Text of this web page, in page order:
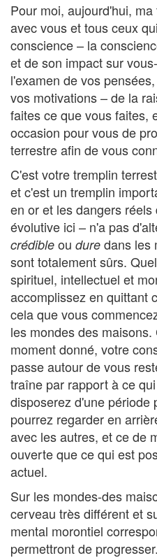
Pour moi, aujourd'hui,
avec vous et tous ceux
conscience – la
et de son impact sur
l'examen de vos
vos motivations – de la
faites ce que vous faites,
occasion pour vous de
terrestre afin de vous
C'est votre tremplin
et c'est un tremplin
en or et les dangers
évolutive ici – n'a pas
crédible ou dure dans les
sont totalement sûrs.
spirituel, intellectuel et
accomplissez en quittant
cela que vous
les mondes des
moment donné, votre
passe autour de vous
traîne par rapport à ce
disposerez d'une période
pourrez regarder en
avec les autres, et ce de
ouverte que ce qui est
actuel.
Sur les mondes-des
cerveau très différent et
mental morontiel
permettront de